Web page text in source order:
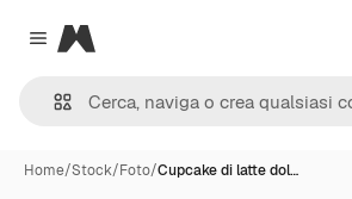
Close menu
Magnific
Home/Stock/Foto/Cupcake di latte dol…